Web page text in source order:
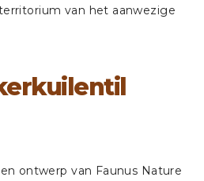
van het aanwezige
ontwerp van Faunus Nature